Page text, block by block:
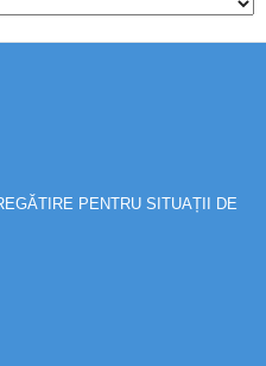
PENTRU SITUAȚII DE